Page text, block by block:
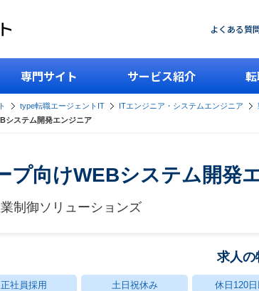
よくある質
専門サイト サービス紹介
type転職エージェントIT ITエンジニア・システムエンジニア
システム開発エンジニア
プ向けWEBシステム開発
制御ソリューションズ
求人の
正社員採用 土日祝休み 休日120